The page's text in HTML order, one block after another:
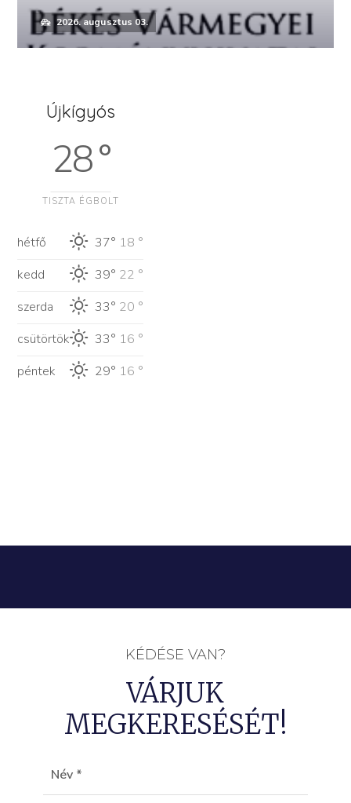
2026. augusztus 03.
Újkígyós
28 °
TISZTA ÉGBOLT
hétfő 37° 18 °
kedd
39° 22 °
szerda
33° 20 °
csütörtök
33° 16 °
péntek
29° 16 °
KÉDÉSE VAN?
VÁRJUK
MEGKERESÉSÉT!